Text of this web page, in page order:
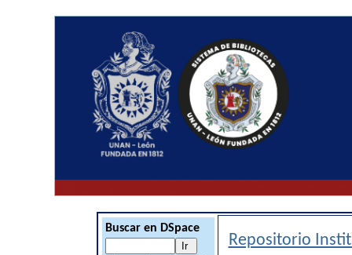
Buscar en DSpace
Repositorio